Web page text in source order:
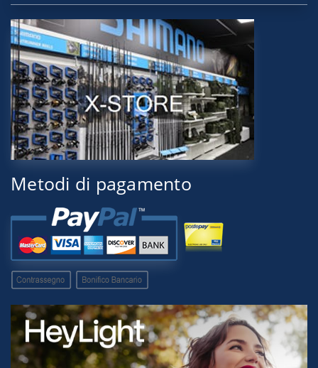
Metodi di pagamento